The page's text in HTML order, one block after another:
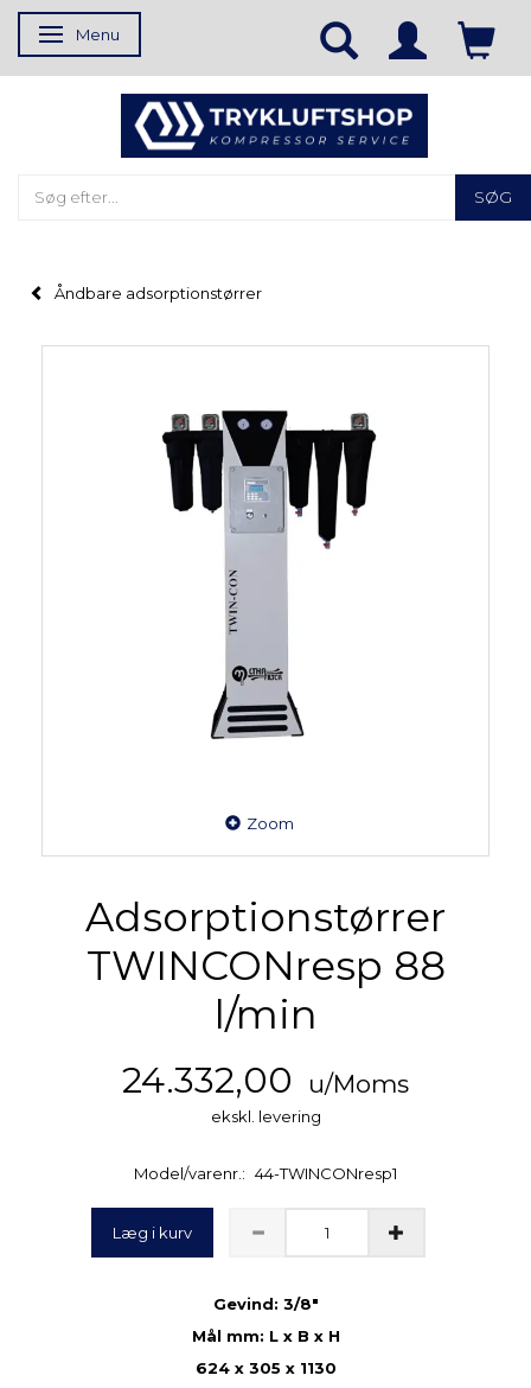
Skifte navigation
Menu
SØG
Åndbare adsorptionstørrer
Zoom
Adsorptionstørrer
TWINCONresp 88
l/min
24.332,00 u/Moms
ekskl. levering
Model/varenr.: 44-TWINCONresp1
Læg i kurv
Gevind: 3/8"
Mål mm: L x B x H
624 x 305 x 1130